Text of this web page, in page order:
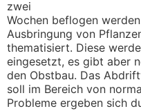
zwei
Wochen beflogen
Ausbringung von
thematisiert. Diese
eingesetzt, es gibt aber
den Obstbau. Das
soll im Bereich von
Probleme ergeben sich